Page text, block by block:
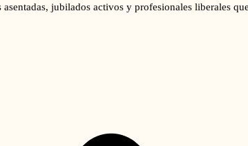
jubilados activos y profesionales liberales